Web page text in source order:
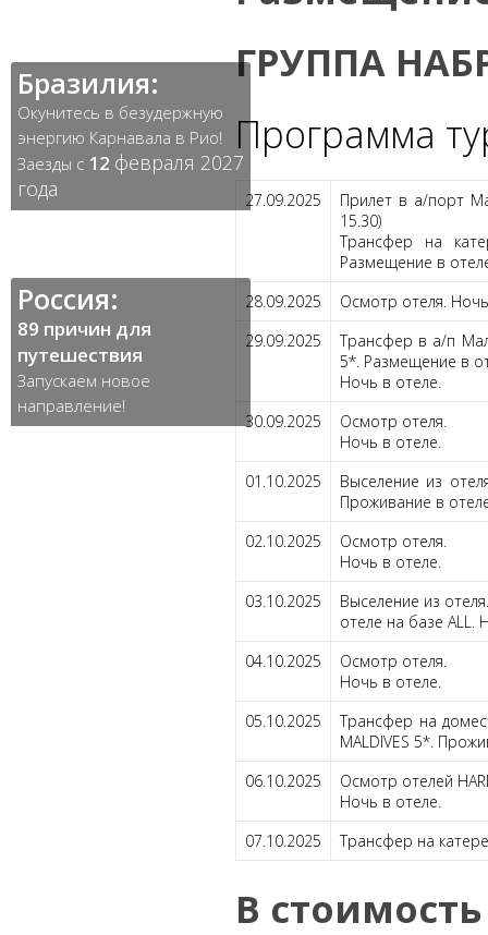
Бразилия:
Окунитесь в безудержную
энергию Карнавала в Рио!
Заезды с 12 февраля 2027
года
Россия:
89 причин для
путешествия
Запускаем новое
направление!
ГРУППА
Программа
27.09.2025
Прилет в а/порт
15.30)
Трансфер на
Размещение в
28.09.2025
Осмотр отеля.
29.09.2025
Трансфер в а/п
5*. Размещение в
Ночь в отеле.
30.09.2025
Осмотр отеля.
Ночь в отеле.
01.10.2025
Выселение из
Проживание в
02.10.2025
Осмотр отеля.
Ночь в отеле.
03.10.2025
Выселение из
отеле на базе ALL.
04.10.2025
Осмотр отеля.
Ночь в отеле.
05.10.2025
Трансфер на
MALDIVES 5*.
06.10.2025
Осмотр отелей
Ночь в отеле.
07.10.2025
Трансфер на
В